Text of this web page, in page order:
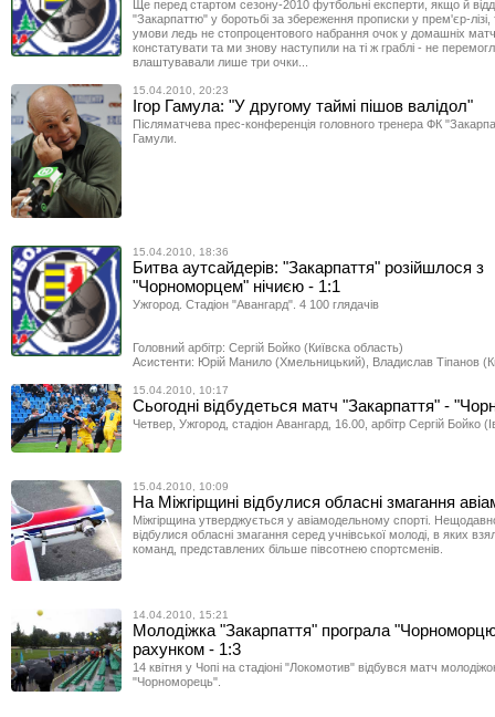
Ще перед стартом сезону-2010 футбольні експерти, якщо й
"Закарпаттю" у боротьбі за збереження прописки у прем'єр-лізі,
умови ледь не стопроцентового набрання очок у домашніх
констатувати та ми знову наступили на ті ж граблі - не
влаштувавали лише три очки...
15.04.2010, 20:23
Ігор Гамула: "У другому таймі пішов валідол"
Післяматчева прес-конференція головного тренера ФК
Гамули.
15.04.2010, 18:36
Битва аутсайдерів: "Закарпаття" розійшлося з
"Чорноморцем" нічиєю - 1:1
Ужгород. Стадіон "Авангард". 4 100 глядачів
Головний арбітр: Сергій Бойко (Київска область)
Асистенти: Юрій Манило (Хмельницький), Владислав Тіпанов
15.04.2010, 10:17
Сьогодні відбудеться матч "Закарпаття" -
Четвер, Ужгород, стадіон Авангард, 16.00, арбітр Сергій Бойко
15.04.2010, 10:09
На Міжгірщині відбулися обласні змагання
Міжгірщина утверджується у авіамодельному спорті.
відбулися обласні змагання серед учнівської молоді, в яких
команд, представлених більше півсотнею спортсменів.
14.04.2010, 15:21
Молодіжка "Закарпаття" програла
рахунком - 1:3
14 квітня у Чопі на стадіоні "Локомотив" відбувся матч
"Чорноморець".